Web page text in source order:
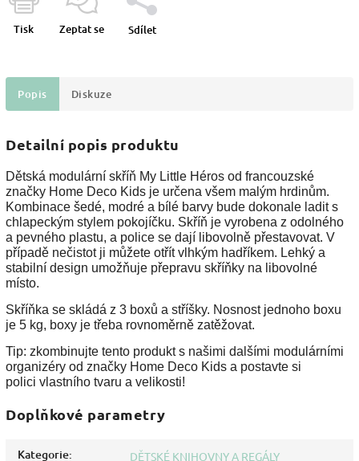
Tisk Zeptat se Sdílet
Popis Diskuze
Detailní popis produktu
Dětská modulární skříň My Little Héros od francouzské
značky Home Deco Kids je určena všem malým hrdinům.
Kombinace šedé, modré a bílé barvy bude dokonale ladit s
chlapeckým stylem pokojíčku. Skříň je vyrobena z odolného
a pevného plastu, a police se dají libovolně přestavovat. V
případě nečistot ji můžete otřít vlhkým hadříkem. Lehký a
stabilní design umožňuje přepravu skříňky na libovolné
místo.
Skříňka se skládá z 3 boxů a stříšky. Nosnost jednoho boxu
je 5 kg, boxy je třeba rovnoměrně zatěžovat.
Tip: zkombinujte tento produkt s našimi dalšími modulárními
organizéry od značky Home Deco Kids a postavte si
polici vlastního tvaru a velikosti!
Doplňkové parametry
Kategorie: DĚTSKÉ KNIHOVNY A REGÁLY